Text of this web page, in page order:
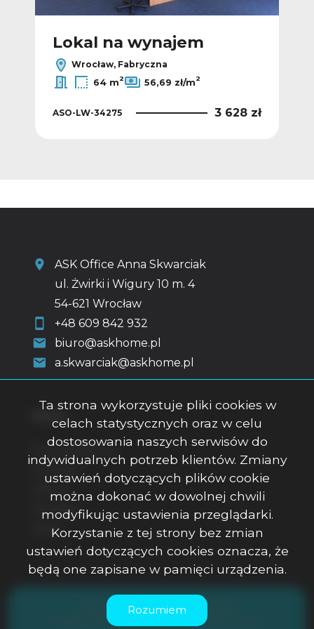
Lokal na wynajem
Wrocław, Fabryczna
64 m2 56,69 zł/m2
ASO-LW-34275 3 628 zł
ASK Office Anna Skwarciak
ul. Żwirki i Wigury 10 m. 4
54-621 Wrocław
+48 609 842 932
biuro@askhome.pl
a.skwarciak@askhome.pl
Strona główna
O firmie
Kontakt
Rodo
ASK Office Anna Skwarciak © 2026
Program dla biur nieruchomości
Galactica Virgo
Ta strona wykorzystuje pliki cookies w
celach statystycznych oraz w celu
dostosowania naszych serwisów do
indywidualnych potrzeb klientów. Zmiany
ustawień dotyczących plików cookie
można dokonać w dowolnej chwili
modyfikując ustawienia przeglądarki.
Korzystanie z tej strony bez zmian
ustawień dotyczących cookies oznacza, że
będą one zapisane w pamięci urządzenia.
Rozumiem